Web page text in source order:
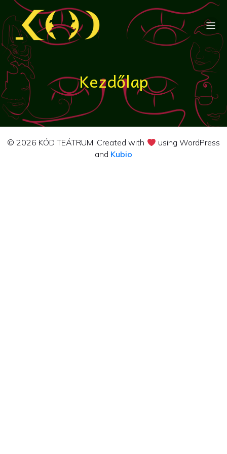
Kezdőlap
© 2026 KÓD TEÁTRUM. Created with
using WordPress
and Kubio